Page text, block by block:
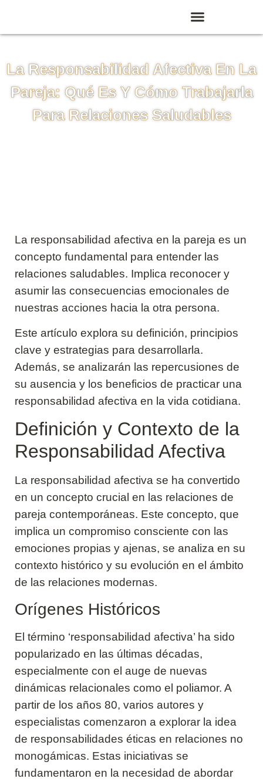
La Responsabilidad Afectiva En La
Pareja: Qué Es Y Cómo Trabajarla
Para Relaciones Saludables
La responsabilidad afectiva en la pareja es un
concepto fundamental para entender las
relaciones saludables. Implica reconocer y
asumir las consecuencias emocionales de
nuestras acciones hacia la otra persona.
Este artículo explora su definición, principios
clave y estrategias para desarrollarla.
Además, se analizarán las repercusiones de
su ausencia y los beneficios de practicar una
responsabilidad afectiva en la vida cotidiana.
Definición y Contexto de la
Responsabilidad Afectiva
La responsabilidad afectiva se ha convertido
en un concepto crucial en las relaciones de
pareja contemporáneas. Este concepto, que
implica un compromiso consciente con las
emociones propias y ajenas, se analiza en su
contexto histórico y su evolución en el ámbito
de las relaciones modernas.
Orígenes Históricos
El término ‘responsabilidad afectiva’ ha sido
popularizado en las últimas décadas,
especialmente con el auge de nuevas
dinámicas relacionales como el poliamor. A
partir de los años 80, varios autores y
especialistas comenzaron a explorar la idea
de responsabilidades éticas en relaciones no
monogámicas. Estas iniciativas se
fundamentaron en la necesidad de abordar